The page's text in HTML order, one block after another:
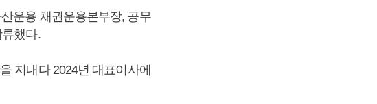
운용 채권운용본부장, 공무
했다.
지내다 2024년 대표이사에